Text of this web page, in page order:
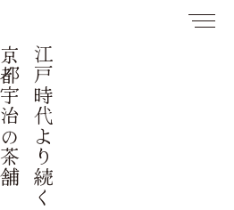
江戸時代より続く
京都宇治の茶舗